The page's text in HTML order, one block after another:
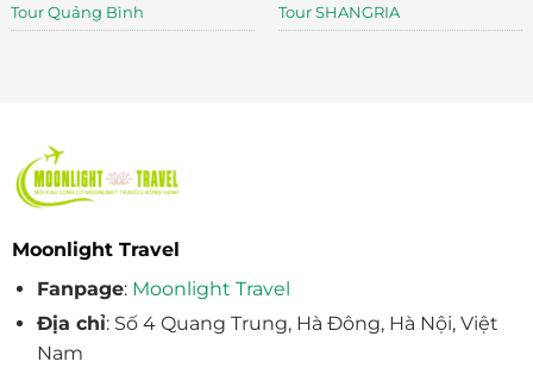
Tour Quảng Bình
Tour SHANGRIA
Moonlight Travel
Fanpage: Moonlight Travel
Địa chỉ: Số 4 Quang Trung, Hà Đông, Hà Nội, Việt
Nam